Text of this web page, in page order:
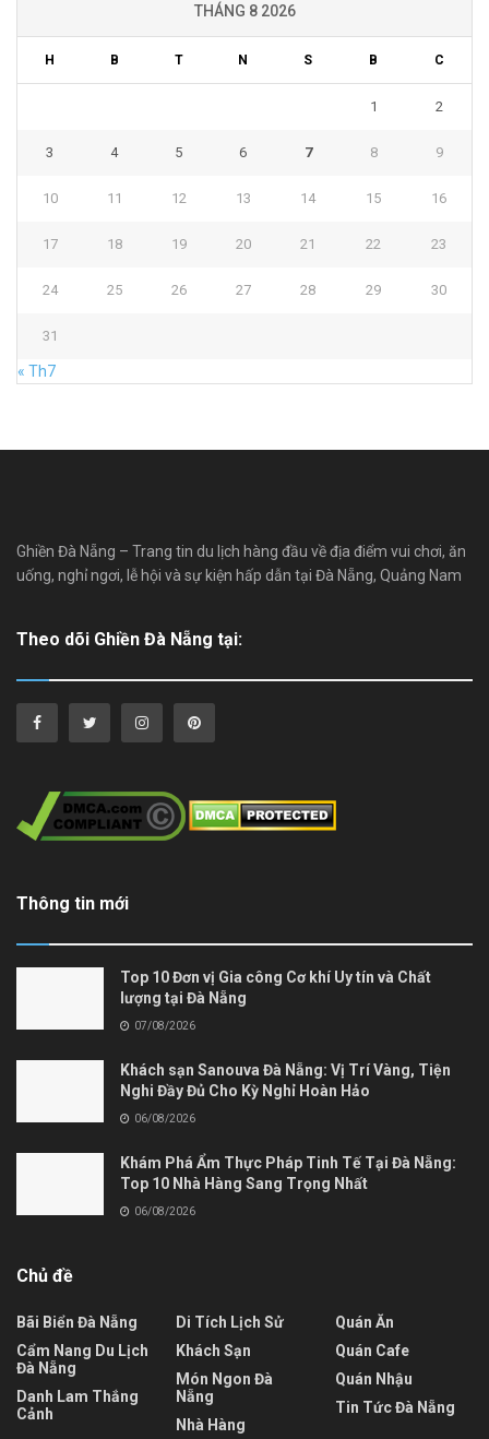
THÁNG 8 2026
H B T N S B C
1 2
3 4 5 6 7 8 9
10 11 12 13 14 15 16
17 18 19 20 21 22 23
24 25 26 27 28 29 30
31
« Th7
Ghiền Đà Nẵng – Trang tin du lịch hàng đầu về địa điểm vui chơi, ăn
uống, nghỉ ngơi, lễ hội và sự kiện hấp dẫn tại Đà Nẵng, Quảng Nam
Theo dõi Ghiền Đà Nẵng tại:
Thông tin mới
Top 10 Đơn vị Gia công Cơ khí Uy tín và Chất
lượng tại Đà Nẵng
07/08/2026
Khách sạn Sanouva Đà Nẵng: Vị Trí Vàng, Tiện
Nghi Đầy Đủ Cho Kỳ Nghỉ Hoàn Hảo
06/08/2026
Khám Phá Ẩm Thực Pháp Tinh Tế Tại Đà Nẵng:
Top 10 Nhà Hàng Sang Trọng Nhất
06/08/2026
Chủ đề
Bãi Biển Đà Nẵng
Cẩm Nang Du Lịch
Đà Nẵng
Danh Lam Thắng
Cảnh
Di Tích Lịch Sử
Khách Sạn
Món Ngon Đà
Nẵng
Nhà Hàng
Quán Ăn
Quán Cafe
Quán Nhậu
Tin Tức Đà Nẵng